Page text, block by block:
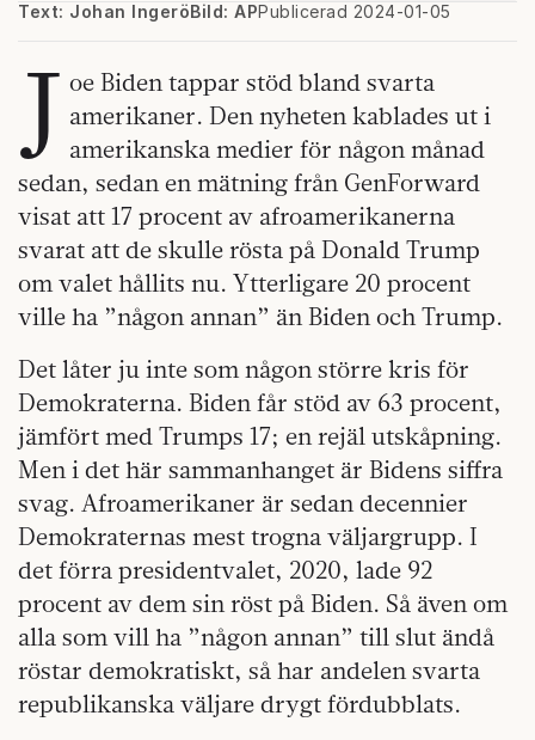
Text: Johan Ingerö
Publicerad 2024-01-05
Bild: AP
J oe Biden tappar stöd bland svarta
amerikaner. Den nyheten kablades ut i
amerikanska medier för någon månad
sedan, sedan en mätning från GenForward
visat att 17 procent av afroamerikanerna
svarat att de skulle rösta på Donald Trump
om valet hållits nu. Ytterligare 20 procent
ville ha ”någon annan” än Biden och Trump.
Det låter ju inte som någon större kris för
Demokraterna. Biden får stöd av 63 procent,
jämfört med Trumps 17; en rejäl utskåpning.
Men i det här sammanhanget är Bidens siffra
svag. Afroamerikaner är sedan decennier
Demokraternas mest trogna väljargrupp. I
det förra presidentvalet, 2020, lade 92
procent av dem sin röst på Biden. Så även om
alla som vill ha ”någon annan” till slut ändå
röstar demokratiskt, så har andelen svarta
republikanska väljare drygt fördubblats.